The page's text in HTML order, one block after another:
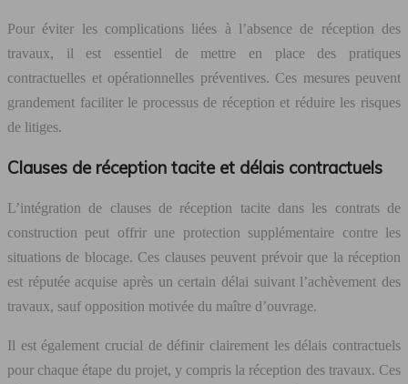
Pour éviter les complications liées à l’absence de réception des
travaux, il est essentiel de mettre en place des pratiques
contractuelles et opérationnelles préventives. Ces mesures peuvent
grandement faciliter le processus de réception et réduire les risques
de litiges.
Clauses de réception tacite et délais contractuels
L’intégration de clauses de réception tacite dans les contrats de
construction peut offrir une protection supplémentaire contre les
situations de blocage. Ces clauses peuvent prévoir que la réception
est réputée acquise après un certain délai suivant l’achèvement des
travaux, sauf opposition motivée du maître d’ouvrage.
Il est également crucial de définir clairement les délais contractuels
pour chaque étape du projet, y compris la réception des travaux. Ces